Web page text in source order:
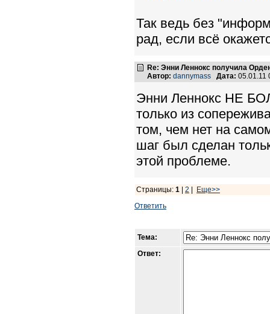
Так ведь без
рад, если всё
Re: Энни Леннокс получила
Автор: dannymass Дата:
Энни Леннокс НЕ
только из
том, чем нет на
шаг был сделан
этой проблеме.
Страницы: 1 2
Еще>>
Ответить
Тема:
Ответ: